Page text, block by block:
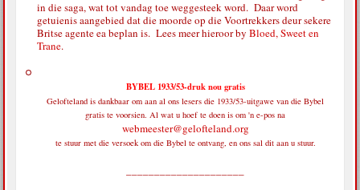
in die saga, wat tot vandag toe weggesteek word. Daar word
getuienis aangebied dat die moorde op die Voortrekkers deur sekere
Britse agente ea beplan is. Lees meer hieroor byBloed, Sweet en
Trane.
BYBEL 1933/53-druk nou gratis
Gelofteland is dankbaar om aan al ons lesers die 1933/53-uitgawe van die Bybel
gratis te voorsien. Al wat u hoef te doen is om 'n e-pos na
webmeester@gelofteland.org
te stuur met die versoek om die Bybel te ontvang, en ons sal dit aan u stuur.